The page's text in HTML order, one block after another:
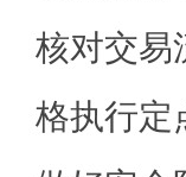
核对交易
格执行定